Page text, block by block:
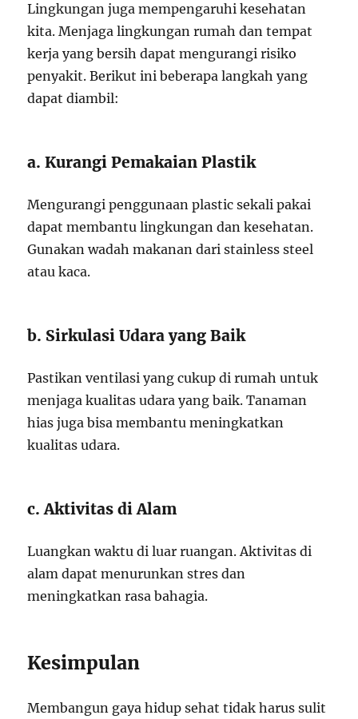
Lingkungan juga mempengaruhi kesehatan
kita. Menjaga lingkungan rumah dan tempat
kerja yang bersih dapat mengurangi risiko
penyakit. Berikut ini beberapa langkah yang
dapat diambil:
a. Kurangi Pemakaian Plastik
Mengurangi penggunaan plastic sekali pakai
dapat membantu lingkungan dan kesehatan.
Gunakan wadah makanan dari stainless steel
atau kaca.
b. Sirkulasi Udara yang Baik
Pastikan ventilasi yang cukup di rumah untuk
menjaga kualitas udara yang baik. Tanaman
hias juga bisa membantu meningkatkan
kualitas udara.
c. Aktivitas di Alam
Luangkan waktu di luar ruangan. Aktivitas di
alam dapat menurunkan stres dan
meningkatkan rasa bahagia.
Kesimpulan
Membangun gaya hidup sehat tidak harus sulit